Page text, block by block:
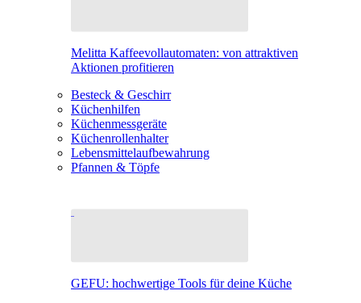
Melitta Kaffeevollautomaten: von attraktiven
Aktionen profitieren
Besteck & Geschirr
Küchenhilfen
Küchenmessgeräte
Küchenrollenhalter
Lebensmittelaufbewahrung
Pfannen & Töpfe
GEFU: hochwertige Tools für deine Küche